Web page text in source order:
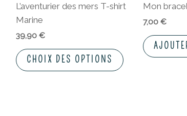
L’aventurier des mers T-shirt
Marine
39,90 €
CHOIX DES OPTIONS
choisies
du
Mon
7,00 €